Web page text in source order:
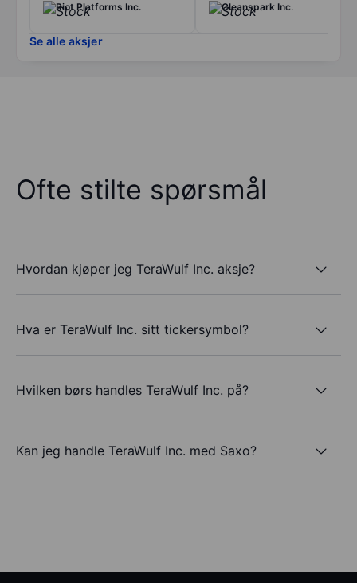
Riot Platforms Inc. Cleanspark Inc.
Se alle aksjer
Ofte stilte spørsmål
Hvordan kjøper jeg TeraWulf Inc. aksje?
Hva er TeraWulf Inc. sitt tickersymbol?
Hvilken børs handles TeraWulf Inc. på?
Kan jeg handle TeraWulf Inc. med Saxo?